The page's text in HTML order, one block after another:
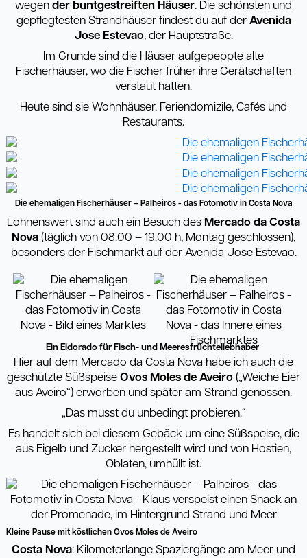
wegen der buntgestreiften Häuser. Die schönsten und
gepflegtesten Strandhäuser findest du auf der Avenida
Jose Estevao, der Hauptstraße.
Im Grunde sind die Häuser aufgepeppte alte
Fischerhäuser, wo die Fischer früher ihre Gerätschaften
verstaut hatten.
Heute sind sie Wohnhäuser, Feriendomizile, Cafés und
Restaurants.
Die ehemaligen Fischerhäuser – Palheiros - das Fotomotiv in Costa Nova
Lohnenswert sind auch ein Besuch des Mercado da Costa
Nova (täglich von 08.00 – 19.00 h, Montag geschlossen),
besonders der Fischmarkt auf der Avenida Jose Estevao.
Ein Eldorado für Fisch- und Meeresfrüchteliebhaber
Hier auf dem Mercado da Costa Nova habe ich auch die
geschützte Süßspeise Ovos Moles de Aveiro („Weiche Eier
aus Aveiro“) erworben und später am Strand genossen.
„Das musst du unbedingt probieren.“
Es handelt sich bei diesem Gebäck um eine Süßspeise, die
aus Eigelb und Zucker hergestellt wird und von Hostien,
Oblaten, umhüllt ist.
Kleine Pause mit köstlichen Ovos Moles de Aveiro
Costa Nova: Kilometerlange Spaziergänge am Meer und